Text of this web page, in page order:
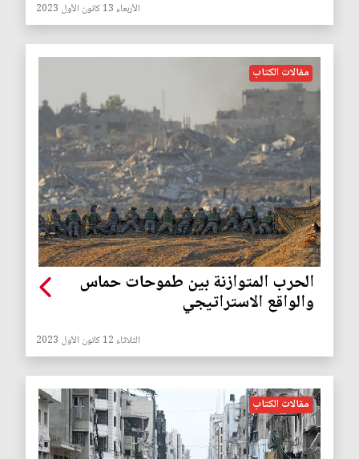
الأربعاء 13 كانون الأول 2023
مقالات الكتاب
الحرب المتوازنة بين طموحات حماس
والواقع الاستراتيجي
الثلاثاء 12 كانون الأول 2023
مقالات الكتاب